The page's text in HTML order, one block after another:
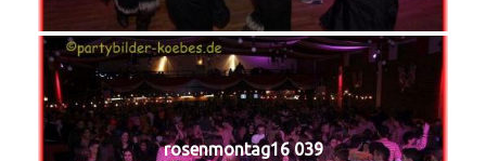
rosenmontag16 039